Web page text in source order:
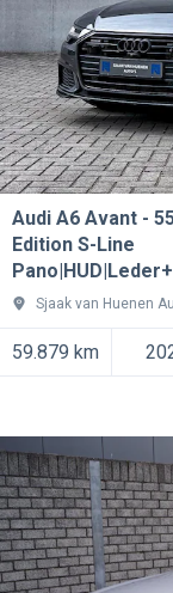
Audi A6 Avant
Edition S-Line
Sjaak van Huenen
59.879 km